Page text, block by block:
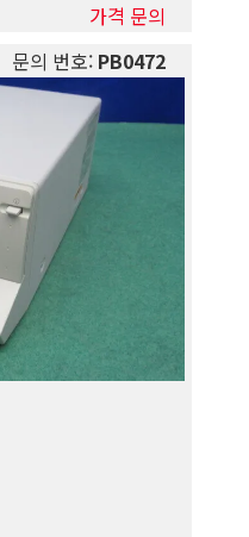
가격 문의
문의 번호:PB0472